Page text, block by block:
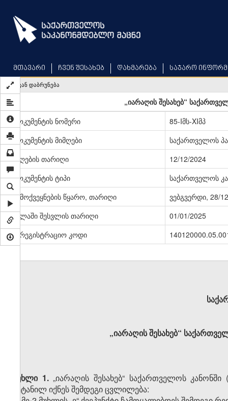
main
content
მთავარი ჩვენ შესახებ დახმარება საჯარო
უკან დაბრუნება
„იარაღის შესახებ“
დოკუმენტის ნომერი
85-Iმს-XIმპ
დოკუმენტის მიმღები
საქართველოს
მიღების თარიღი
12/12/2024
დოკუმენტის ტიპი
საქართველოს
გამოქვეყნების წყარო, თარიღი
ვებგვერდი, 28/
ძალაში შესვლის თარიღი
01/01/2025
სარეგისტრაციო კოდი
„იარაღის შესახებ“
მუხლი 1.„იარაღის შესახებ“ საქართველოს
შეტანილ იქნეს შემდეგი ცვლილება: